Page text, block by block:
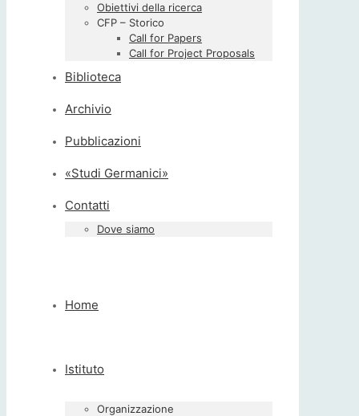
Obiettivi della ricerca
CFP – Storico
Call for Papers
Call for Project Proposals
Biblioteca
Archivio
Pubblicazioni
«Studi Germanici»
Contatti
Dove siamo
Home
Istituto
Organizzazione